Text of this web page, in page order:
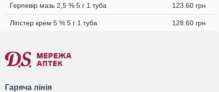
Герпевір мазь 2,5 % 5 г 1 туба 123.60 грн
Ліпстер крем 5 % 5 г 1 туба 128.60 грн
Гаряча лінія